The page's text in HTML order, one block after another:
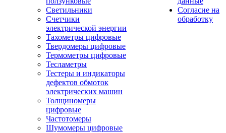
Светильники
Счетчики
электрической энергии
Тахометры цифровые
Твердомеры цифровые
Термометры цифровые
Тесламетры
Тестеры и индикаторы
дефектов обмоток
электрических машин
Толщиномеры
цифровые
Частотомеры
Шумомеры цифровые
Согласие на
обработку